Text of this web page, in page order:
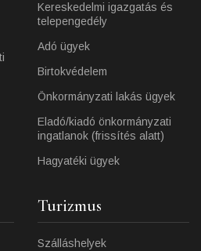
Kereskedelmi igazgatás és
telepengedély
Adó ügyek
Birtokvédelem
Önkormányzati lakás ügyek
Eladó/kiadó önkormányzati
ingatlanok (frissítés alatt)
Hagyatéki ügyek
Turizmus
Szálláshelyek